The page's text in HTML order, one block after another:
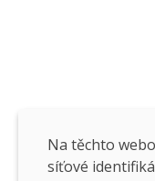
Na těchto
síťové